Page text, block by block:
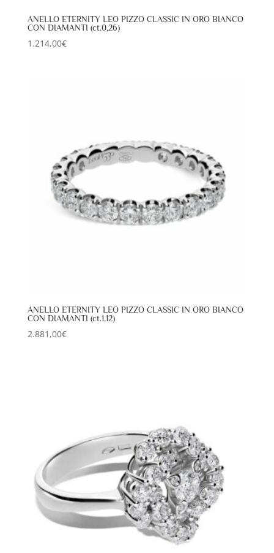
ANELLO ETERNITY LEO PIZZO CLASSIC IN ORO BIANCO
CON DIAMANTI (ct.0,26)
1.214,00€
ANELLO ETERNITY LEO PIZZO CLASSIC IN ORO BIANCO
CON DIAMANTI (ct.1,12)
2.881,00€